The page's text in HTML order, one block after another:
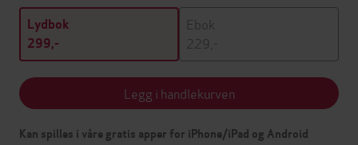
Lydbok
299,-
Ebok
229,-
Legg i handlekurven
Kan spilles i våre gratis apper for iPhone/iPad og Android